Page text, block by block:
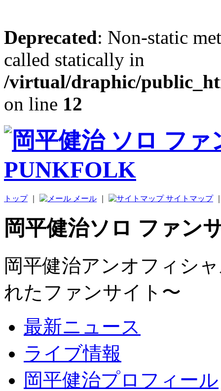
Deprecated: Non-static
called statically in
/virtual/draphic/
on line 12
トップ｜ メール サイトマップ
岡平健治ソロ ファン
岡平健治アンオフィシ
れたファンサイト〜
最新ニュース
ライブ情報
岡平健治プロフィール